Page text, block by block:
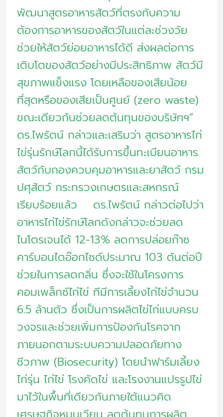
พัฒนาสูตรอาหารสัตว์ที่ตรงกับความ
ต้องการอาหารของสัตว์ในแต่ละช่วงวัย
ช่วยให้สัตว์ย่อยอาหารได้ดี ส่งผลต่อการ
เติบโตของสัตว์อย่างมีประสิทธิภาพ สัตว์มี
สุขภาพแข็งแรง โดยเหลือของเสียน้อย
ที่สุดหรือของเสียเป็นศูนย์ (zero waste)
ขณะเดียวกันช่วยลดต้นทุนของบริษัทฯ”
ดร.ไพรัตน์ กล่าวและเสริมว่า สูตรอาหารไก่
ไข่รุ่นรักษ์โลกนี้ได้รับการขึ้นทะเบียนอาหาร
สัตว์กับกองควบคุมอาหารและยาสัตว์ กรม
ปศุสัตว์ กระทรวงเกษตรและสหกรณ์
เรียบร้อยแล้ว ดร.ไพรัตน์ กล่าวต่อไปว่า
อาหารไก่ไข่รักษ์โลกดังกล่าวจะช่วยลด
ไนโตรเจนได้ 12-13% ลดการปล่อยก๊าซ
คาร์บอนไดอ๊อกไซด์ประมาณ 103 ตันต่อปี
ช่วยในการลดกลิ่น ซึ่งจะใช้ในโครงการ
คอมเพล็กซ์ไก่ไข่ ทีมีการเลี้ยงไก่ไข่จำนวน
6.5 ล้านตัว ซึ่งเป็นการผลิตไข่ไก่แบบครบ
วงจรและช่วยเพิ่มการป้องกันโรคจาก
ภายนอกตามระบบความปลอดภัยทาง
ชีวภาพ (Biosecurity) โดยนำฟาร์มเลี้ยง
ไก่รุ่น ไก่ไข่ โรงคัดไข่ และโรงงานแปรรูปไข่
มาไว้ในพื้นที่เดียวกันภายใต้แนวคิด